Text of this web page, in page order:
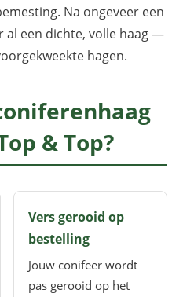
Na ongeveer een
al een dichte, volle haag —
hagen.
& Top?
Vers gerooid op
bestelling
Jouw conifeer wordt
pas gerooid op het